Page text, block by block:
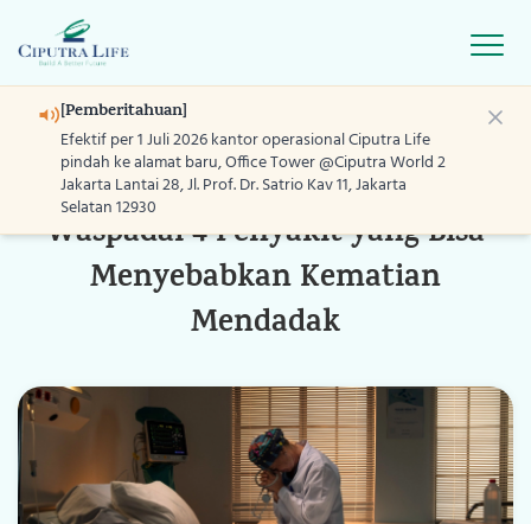
[Pemberitahuan]
Efektif per 1 Juli 2026 kantor operasional Ciputra Life
pindah ke alamat baru, Office Tower @Ciputra World 2
Jakarta Lantai 28, Jl. Prof. Dr. Satrio Kav 11, Jakarta
Selatan 12930
Home
Produk
Program
Blog
Editorial 20 Des 2021
Waspadai 4 Penyakit yang Bisa
Menyebabkan Kematian
Mendadak